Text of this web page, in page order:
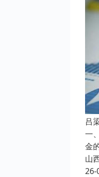
吕
一
金
山
26-